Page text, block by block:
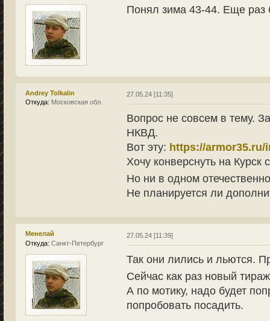
Понял зима 43-44. Еще раз
Andrey Tolkalin
Откуда: Московская обл.
27.05.24 [11:35]
Вопрос не совсем в тему.
НКВД.
Вот эту: https://armor35.ru/
Хочу конверснуть на Курск
Но ни в одном
Не планируется ли
Менелай
Откуда: Санкт-Петербург
27.05.24 [11:39]
Так они лились и льются.
Сейчас как раз новый
А по мотику, надо будет
попробовать посадить.